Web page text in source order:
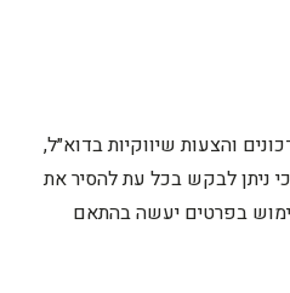
והצעות שיווקיות בדוא״ל,
כי ניתן לבקש בכל עת להסיר את
בפרטים יעשה בהתאם